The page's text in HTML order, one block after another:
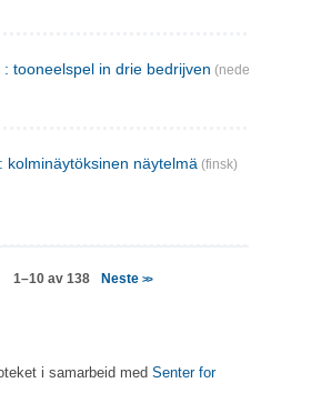
: tooneelspel in drie bedrijven (nederlandsk)
kolminäytöksinen näytelmä (finsk)
1–10 av 138 Neste >>
i samarbeid med Senter for